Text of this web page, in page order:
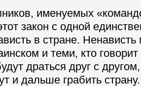
именуемых
закон с одной
в стране.
и теми, кто
драться друг с
и дальше грабить